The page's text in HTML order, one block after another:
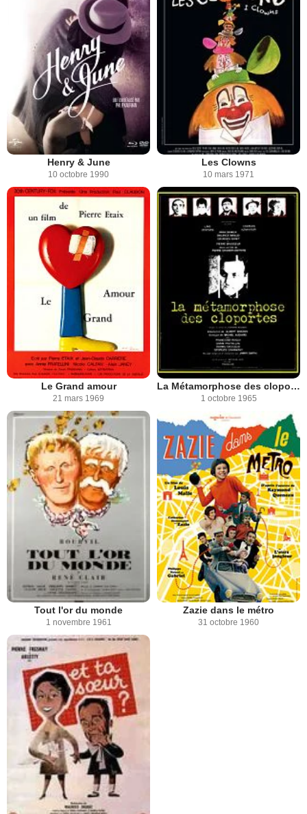
Henry & June
10 octobre 1990
Les Clowns
10 mars 1971
Le Grand amour
21 mars 1969
La Métamorphose des cloportes
1 octobre 1965
Tout l'or du monde
1 novembre 1961
Zazie dans le métro
31 octobre 1960